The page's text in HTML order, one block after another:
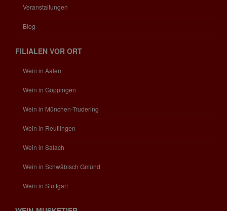
Veranstaltungen
Blog
FILIALEN VOR ORT
Wein in Aalen
Wein in Göppingen
Wein in München-Trudering
Wein in Reutlingen
Wein in Salach
Wein in Schwäbisch Gmünd
Wein in Stuttgart